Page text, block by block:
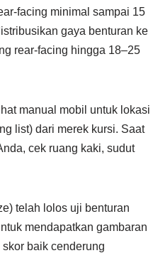
facing minimal sampai 15
gaya benturan ke
rear-facing hingga 18–25
manual mobil untuk lokasi
list) dari merek kursi. Saat
cek ruang kaki, sudut
telah lolos uji benturan
mendapatkan gambaran
baik cenderung